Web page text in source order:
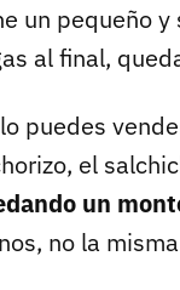
un pequeño
al final,
puedes
el
un
no la